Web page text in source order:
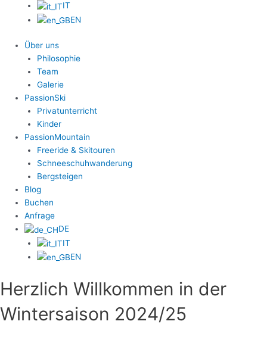
IT
EN
Über uns
Philosophie
Team
Galerie
PassionSki
Privatunterricht
Kinder
PassionMountain
Freeride & Skitouren
Schneeschuhwanderung
Bergsteigen
Blog
Buchen
Anfrage
DE
IT
EN
Herzlich Willkommen in der
Wintersaison 2024/25